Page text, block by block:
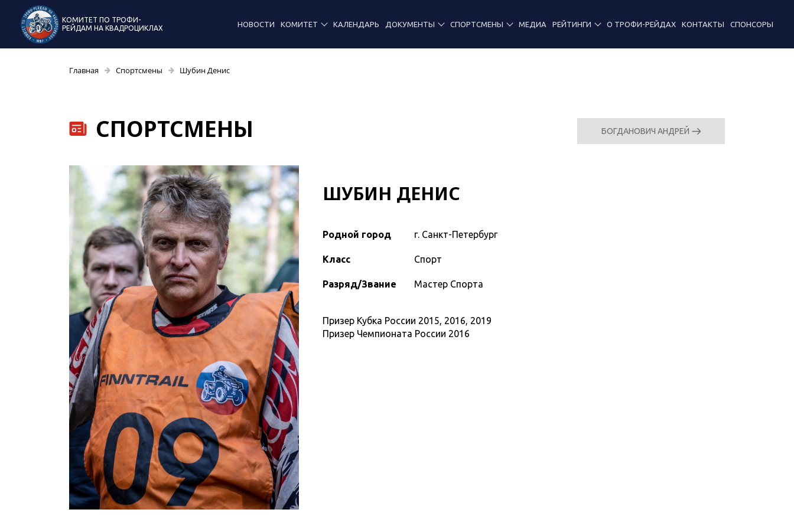
КОМИТЕТ ПО ТРОФИ-
РЕЙДАМ НА КВАДРОЦИКЛАХ
НОВОСТИ КОМИТЕТ КАЛЕНДАРЬ ДОКУМЕНТЫ СПОРТСМЕНЫ МЕДИА РЕЙТИНГИ О ТРОФИ-РЕЙДАХ КОНТАКТЫ СПОНСОРЫ
Главная Спортсмены Шубин Денис
СПОРТСМЕНЫ БОГДАНОВИЧ АНДРЕЙ
ШУБИН ДЕНИС
Родной город г. Санкт-Петербург
Класс Спорт
Разряд/Звание Мастер Спорта
Призер Кубка России 2015, 2016, 2019
Призер Чемпионата России 2016